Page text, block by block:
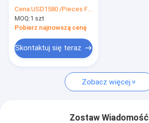
Uchwyt sufitowy do projektora
Projektor laserowy 4k
Inteligentny projektor Android
filmowy Real 4500
Ansi lumenów
Cena:USD1580 /Pieces FOB Shenzhen
MOQ:1 szt
Pobierz najnowszą cenę
Skontaktuj się teraz
Zobacz więcej
Zostaw Wiadomość